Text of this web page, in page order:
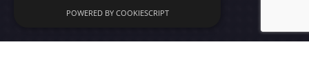
POWERED BY COOKIESCRIPT